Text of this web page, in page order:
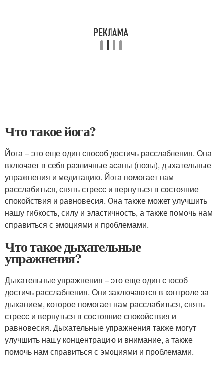
Что такое йога?
Йога – это еще один способ достичь расслабления. Она
включает в себя различные асаны (позы), дыхательные
упражнения и медитацию. Йога помогает нам
расслабиться, снять стресс и вернуться в состояние
спокойствия и равновесия. Она также может улучшить
нашу гибкость, силу и эластичность, а также помочь нам
справиться с эмоциями и проблемами.
Что такое дыхательные
упражнения?
Дыхательные упражнения – это еще один способ
достичь расслабления. Они заключаются в контроле за
дыханием, которое помогает нам расслабиться, снять
стресс и вернуться в состояние спокойствия и
равновесия. Дыхательные упражнения также могут
улучшить нашу концентрацию и внимание, а также
помочь нам справиться с эмоциями и проблемами.